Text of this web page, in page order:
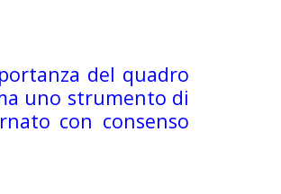
del quadro
uno strumento di
con consenso